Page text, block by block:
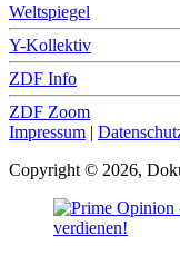
Weltspiegel
Y-Kollektiv
ZDF Info
ZDF Zoom
Impressum |
Copyright © 2026,